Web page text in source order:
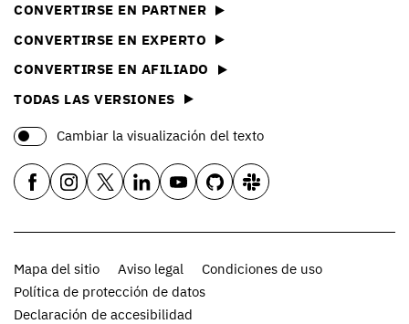
CONVERTIRSE EN PARTNER
CONVERTIRSE EN EXPERTO
CONVERTIRSE EN AFILIADO
TODAS LAS VERSIONES
Cambiar la visualización del texto
Mapa del sitio Aviso legal
Condiciones de uso
Política de protección de datos
Declaración de accesibilidad